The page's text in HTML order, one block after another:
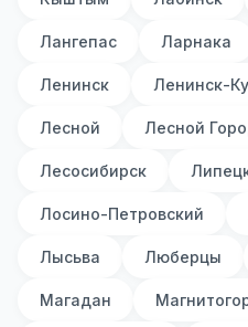
Лангепас Ларнака
Ленинск Ленинск-
Лесной Лесной
Лесосибирск
Лосино-Петровский
Лысьва Люберцы
Магадан